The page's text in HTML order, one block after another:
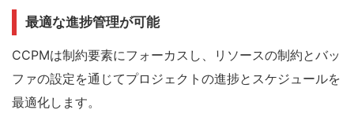
最適な進捗管理が可能
CCPMは制約要素にフォーカスし、リソースの制約とバッ
ファの設定を通じてプロジェクトの進捗とスケジュールを
最適化します。